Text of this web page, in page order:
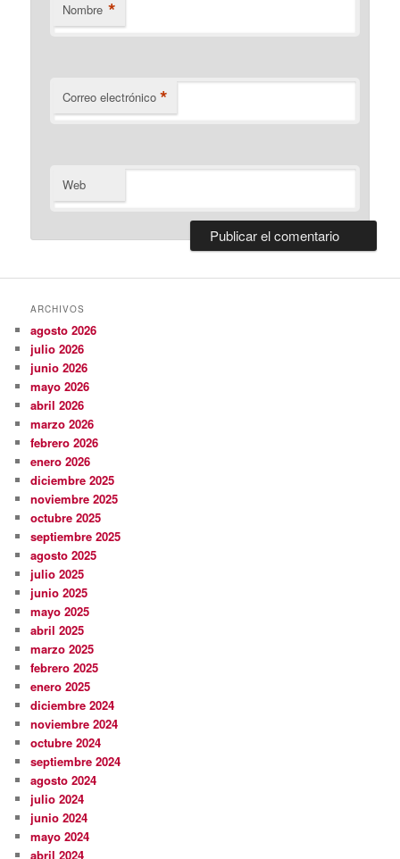
Nombre *
Correo electrónico *
Web
ARCHIVOS
agosto 2026
julio 2026
junio 2026
mayo 2026
abril 2026
marzo 2026
febrero 2026
enero 2026
diciembre 2025
noviembre 2025
octubre 2025
septiembre 2025
agosto 2025
julio 2025
junio 2025
mayo 2025
abril 2025
marzo 2025
febrero 2025
enero 2025
diciembre 2024
noviembre 2024
octubre 2024
septiembre 2024
agosto 2024
julio 2024
junio 2024
mayo 2024
abril 2024